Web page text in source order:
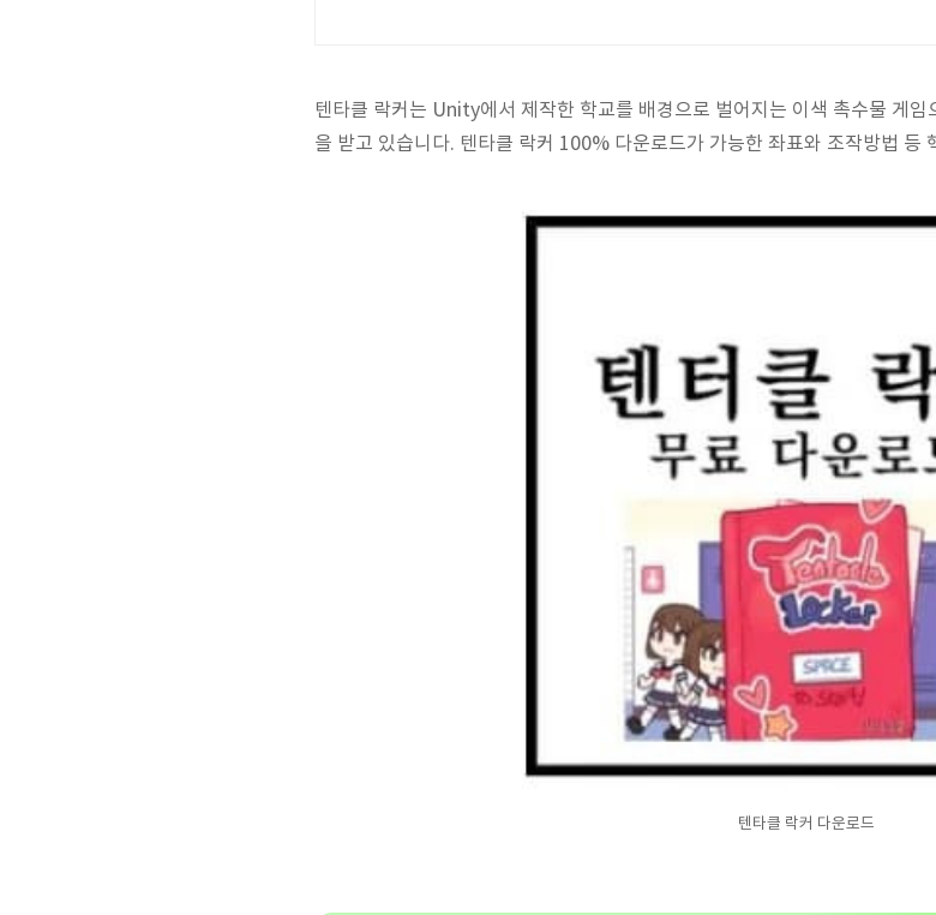
텐타클 락커는 Unity에서 제작한 학교를 배경으로 벌어지는 이색 촉수물 게
을 받고 있습니다. 텐타클 락커 100% 다운로드가 가능한 좌표와 조작방법 등
텐타클 락커 다운로드